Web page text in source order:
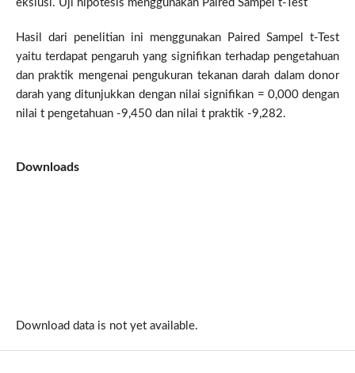
ekslusi. Uji hipotesis menggunakan Paired Sampel t-Test
Hasil dari penelitian ini menggunakan Paired Sampel t-Test
yaitu terdapat pengaruh yang signifikan terhadap pengetahuan
dan praktik mengenai pengukuran tekanan darah dalam donor
darah yang ditunjukkan dengan nilai signifikan = 0,000 dengan
nilai t pengetahuan -9,450 dan nilai t praktik -9,282.
Downloads
Download data is not yet available.